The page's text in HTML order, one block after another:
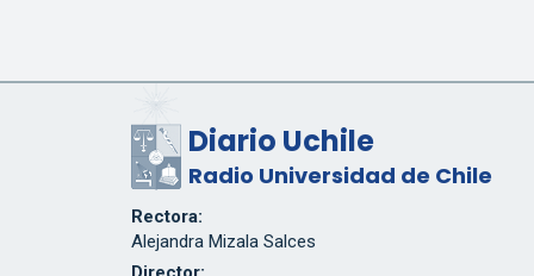
Diario Uchile
Radio Universidad de Chile
Rectora:
Alejandra Mizala Salces